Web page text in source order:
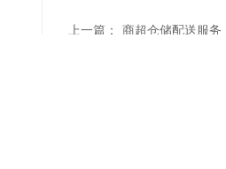
上一篇：
商超仓储配送服务